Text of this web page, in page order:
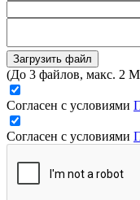
Загрузить файл
(До 3 файлов, макс. 2
Согласен с условиями
Согласен с условиями